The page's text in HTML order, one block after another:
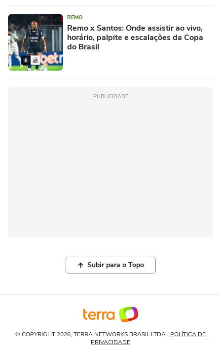
REMO
Remo x Santos: Onde assistir ao vivo,
horário, palpite e escalações da Copa
do Brasil
PUBLICIDADE
Subir para o Topo
© COPYRIGHT 2026, TERRA NETWORKS BRASIL LTDA | POLÍTICA DE
PRIVACIDADE